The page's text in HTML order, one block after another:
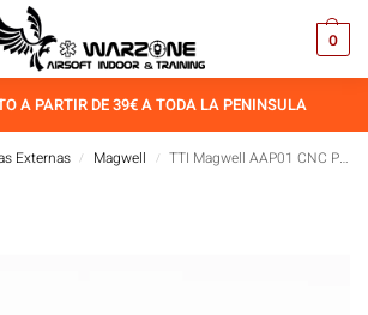
0
A PARTIR DE 39€ A TODA LA PENINSULA
Externas / Magwell / TTI Magwell AAP01 CNC Plata